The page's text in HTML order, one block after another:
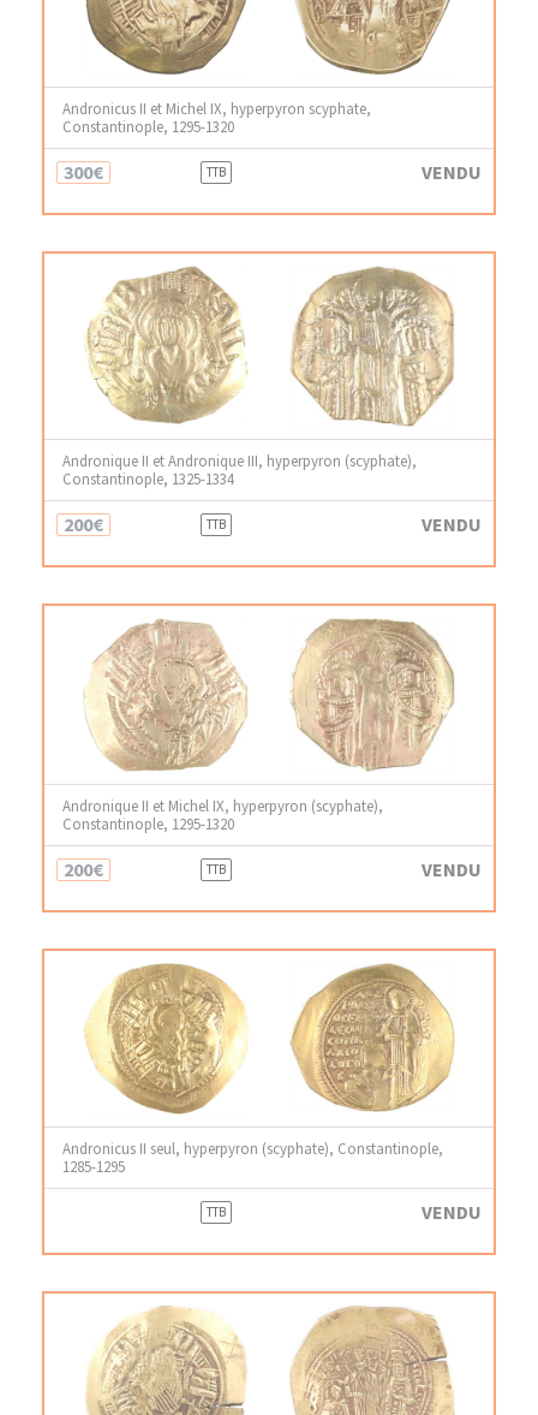
Andronicus II et Michel IX, hyperpyron scyphate,
Constantinople, 1295-1320
300€ TTB VENDU
Andronique II et Andronique III, hyperpyron (scyphate),
Constantinople, 1325-1334
200€ TTB VENDU
Andronique II et Michel IX, hyperpyron (scyphate),
Constantinople, 1295-1320
200€ TTB VENDU
Andronicus II seul, hyperpyron (scyphate), Constantinople,
1285-1295
TTB VENDU